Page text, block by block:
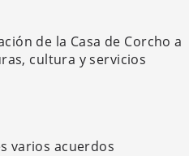
de la Casa de Corcho a
cultura y servicios
varios acuerdos